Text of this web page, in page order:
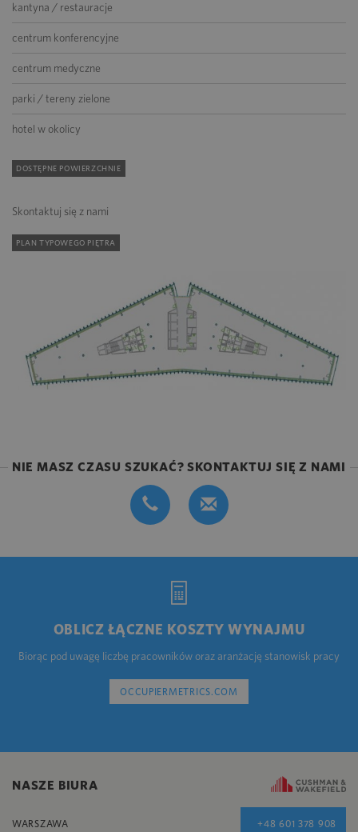
kantyna / restauracje
centrum konferencyjne
centrum medyczne
parki / tereny zielone
hotel w okolicy
DOSTĘPNE POWIERZCHNIE
Skontaktuj się z nami
PLAN TYPOWEGO PIĘTRA
NIE MASZ CZASU SZUKAĆ? SKONTAKTUJ SIĘ Z NAMI
OBLICZ ŁĄCZNE KOSZTY WYNAJMU
Biorąc pod uwagę liczbę pracowników oraz aranżację stanowisk pracy
OCCUPIERMETRICS.COM
NASZE BIURA
WARSZAWA +48 601 378 908